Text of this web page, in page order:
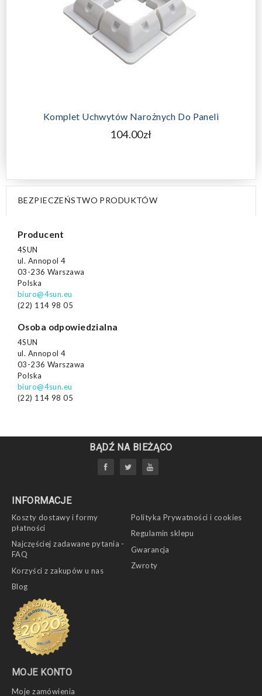
Komplet Uchwytów Narożnych Do Paneli
104.00zł
BEZPIECZEŃSTWO PRODUKTÓW
Producent
4SUN
ul. Annopol 4
03-236 Warszawa
Polska
biuro@4sun.eu
(22) 114 98 05
Osoba odpowiedzialna
4SUN
ul. Annopol 4
03-236 Warszawa
Polska
biuro@4sun.eu
(22) 114 98 05
BĄDŹ NA BIEŻĄCO
INFORMACJE
Koszty dostawy i formy
płatności
Najczęściej zadawane pytania -
FAQ
Korzyści z zakupów u nas
Blog
Polityka Prywatności i cookies
Regulamin sklepu
Gwarancja
Zwroty
MOJE KONTO
Moje zamówienia